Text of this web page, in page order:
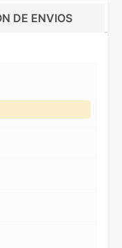
DE ENVIOS